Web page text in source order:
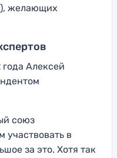
желающих
Алексей
союз
участвовать в
за это. Хотя так